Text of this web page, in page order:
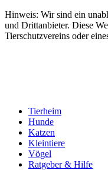
Hinweis: Wir sind ein
und Drittanbieter. Diese
Tierschutzvereins oder
Tierheim
Hunde
Katzen
Kleintiere
Vögel
Ratgeber & Hilfe